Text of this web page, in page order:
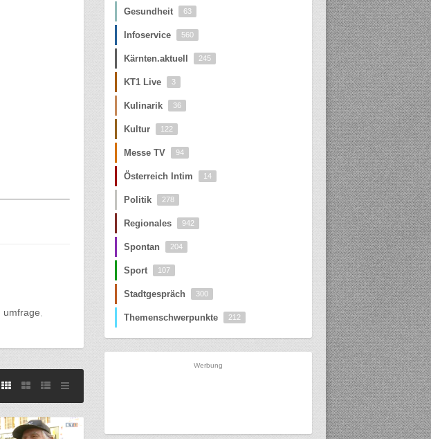
umfrage
Gesundheit 63
Infoservice 560
Kärnten.aktuell 245
KT1 Live 3
Kulinarik 36
Kultur 122
Messe TV 94
Österreich Intim 14
Politik 278
Regionales 942
Spontan 204
Sport 107
Stadtgespräch 300
Themenschwerpunkte 212
Werbung